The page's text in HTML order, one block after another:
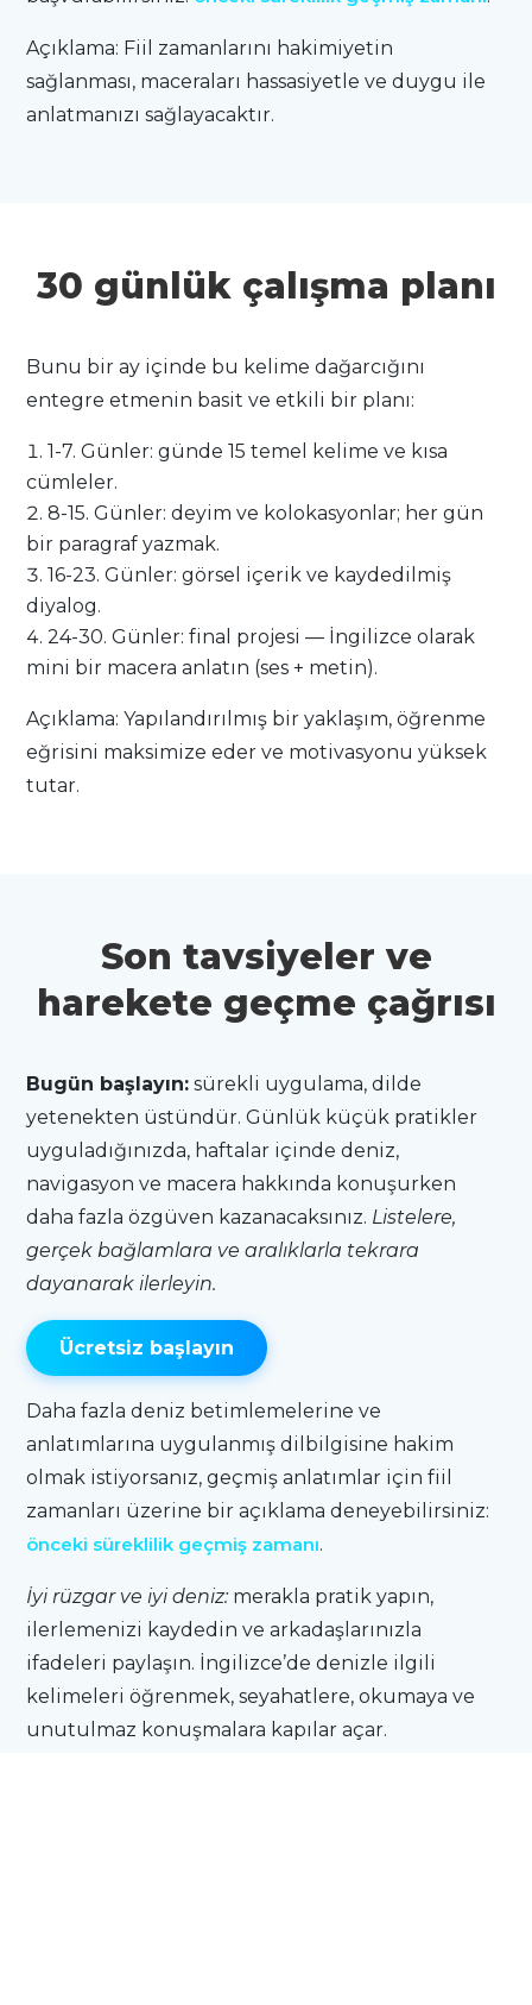
Açıklama: Fiil zamanlarını hakimiyetin
sağlanması, maceraları hassasiyetle ve duygu ile
anlatmanızı sağlayacaktır.
30 günlük çalışma planı
Bunu bir ay içinde bu kelime dağarcığını
entegre etmenin basit ve etkili bir planı:
1-7. Günler: günde 15 temel kelime ve kısa
cümleler.
8-15. Günler: deyim ve kolokasyonlar; her gün
bir paragraf yazmak.
16-23. Günler: görsel içerik ve kaydedilmiş
diyalog.
24-30. Günler: final projesi — İngilizce olarak
mini bir macera anlatın (ses + metin).
Açıklama: Yapılandırılmış bir yaklaşım, öğrenme
eğrisini maksimize eder ve motivasyonu yüksek
tutar.
Son tavsiyeler ve
harekete geçme çağrısı
Bugün başlayın: sürekli uygulama, dilde
yetenekten üstündür. Günlük küçük pratikler
uyguladığınızda, haftalar içinde deniz,
navigasyon ve macera hakkında konuşurken
daha fazla özgüven kazanacaksınız. Listelere,
gerçek bağlamlara ve aralıklarla tekrara
dayanarak ilerleyin.
Ücretsiz başlayın
Daha fazla deniz betimlemelerine ve
anlatımlarına uygulanmış dilbilgisine hakim
olmak istiyorsanız, geçmiş anlatımlar için fiil
zamanları üzerine bir açıklama deneyebilirsiniz:
önceki süreklilik geçmiş zamanı.
İyi rüzgar ve iyi deniz: merakla pratik yapın,
ilerlemenizi kaydedin ve arkadaşlarınızla
ifadeleri paylaşın. İngilizce’de denizle ilgili
kelimeleri öğrenmek, seyahatlere, okumaya ve
unutulmaz konuşmalara kapılar açar.